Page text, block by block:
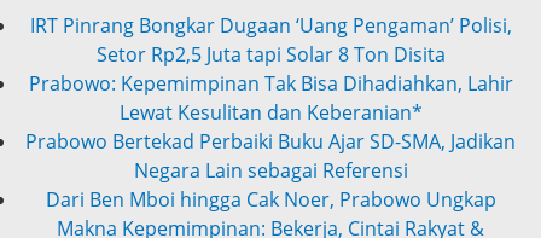
IRT Pinrang Bongkar Dugaan ‘Uang Pengaman’ Polisi,
Setor Rp2,5 Juta tapi Solar 8 Ton Disita
Prabowo: Kepemimpinan Tak Bisa Dihadiahkan, Lahir
Lewat Kesulitan dan Keberanian*
Prabowo Bertekad Perbaiki Buku Ajar SD-SMA, Jadikan
Negara Lain sebagai Referensi
Dari Ben Mboi hingga Cak Noer, Prabowo Ungkap
Makna Kepemimpinan: Bekerja, Cintai Rakyat &
Gunakan Akal Sehat
Prabowo Bertekad Perbaiki Buku Ajar SD-SMA, Jadikan